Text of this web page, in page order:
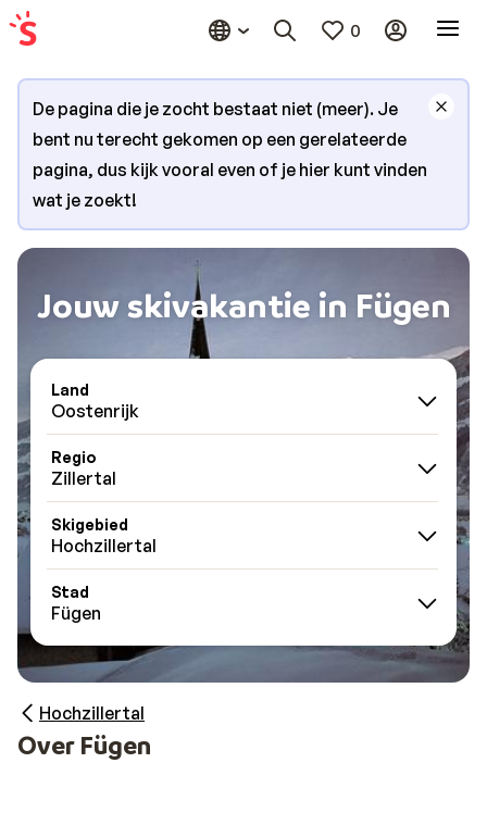
0
De pagina die je zocht bestaat niet (meer). Je
bent nu terecht gekomen op een gerelateerde
pagina, dus kijk vooral even of je hier kunt vinden
wat je zoekt!
Jouw skivakantie in Fügen
Land
Oostenrijk
Regio
Zillertal
Skigebied
Hochzillertal
Stad
Fügen
Hochzillertal
Over Fügen